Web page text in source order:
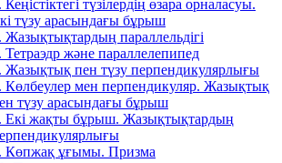
Кеңістіктегі түзілердің өзара орналасуы.
түзу арасындағы бұрыш
Жазықтықтардың параллельдігі
Тетраэдр және параллелепипед
Жазықтық пен түзу перпендикулярлығы
Көлбеулер мен перпендикуляр. Жазықтық
түзу арасындағы бұрыш
Екі жақты бұрыш. Жазықтықтардың
Көпжақ ұғымы. Призма